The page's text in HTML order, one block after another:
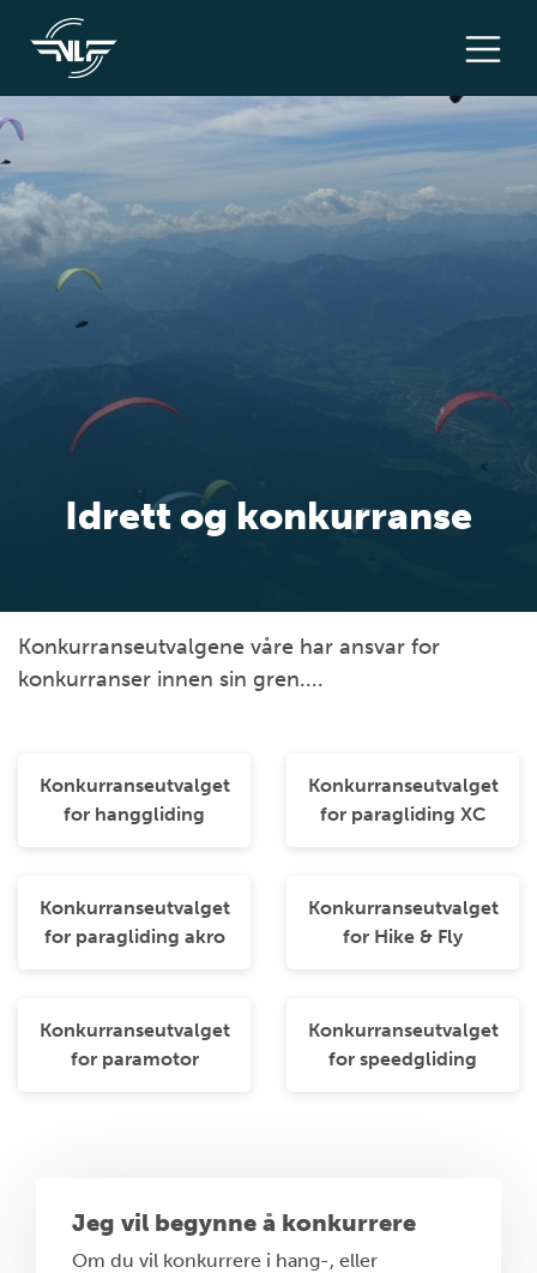
Idrett og konkurranse
Konkurranseutvalgene våre har ansvar for
konkurranser innen sin gren....
Konkurranseutvalget
for hanggliding
Konkurranseutvalget
for paragliding XC
Konkurranseutvalget
for paragliding akro
Konkurranseutvalget
for Hike & Fly
Konkurranseutvalget
for paramotor
Konkurranseutvalget
for speedgliding
Jeg vil begynne å konkurrere
Om du vil konkurrere i hang-, eller